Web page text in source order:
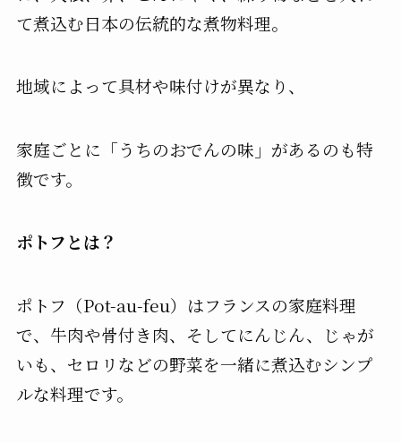
て煮込む日本の伝統的な煮物料理。
地域によって具材や味付けが異なり、
家庭ごとに「うちのおでんの味」があるのも特
徴です。
ポトフとは？
ポトフ（Pot-au-feu）はフランスの家庭料理
で、牛肉や骨付き肉、そしてにんじん、じゃが
いも、セロリなどの野菜を一緒に煮込むシンプ
ルな料理です。